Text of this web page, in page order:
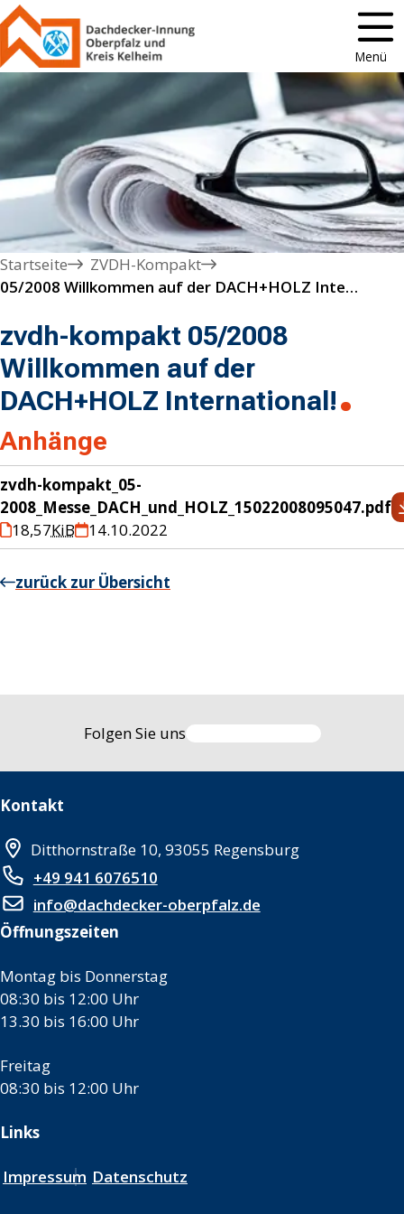
Menü
Startseite
ZVDH-Kompakt
05/2008 Willkommen auf der DACH+HOLZ International!
zvdh-kompakt 05/2008
Willkommen auf der
DACH+HOLZ International!
Anhänge
zvdh-kompakt_05-
2008_Messe_DACH_und_HOLZ_15022008095047.pdf
18,57KiB 14.10.2022
zurück zur Übersicht
Folgen Sie uns
Kontakt
Ditthornstraße 10, 93055 Regensburg
+49 941 6076510
info@dachdecker-oberpfalz.de
Öffnungszeiten
Montag bis Donnerstag
08:30 bis 12:00 Uhr
13.30 bis 16:00 Uhr
Freitag
08:30 bis 12:00 Uhr
Links
Impressum Datenschutz